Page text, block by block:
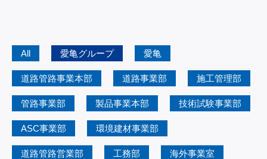
All 愛亀グループ 愛亀
道路管路事業本部 道路事業部 施工管理部
管路事業部 製品事業本部 技術試験事業部
ASC事業部 環境建材事業部
道路管路営業部 工務部 海外事業室